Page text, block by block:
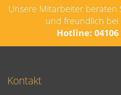
Unsere Mitarbeiter beraten
und freundlich bei
Hotline: 04106
Kontakt